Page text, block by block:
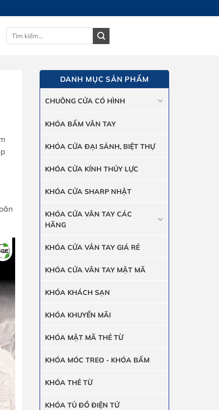
Tìm
DANH MỤC SẢN PHẨM
CHUÔNG CỬA CÓ HÌNH
KHÓA BẤM VÂN TAY
KHÓA CỬA ĐẠI SẢNH, BIỆT THỰ
KHÓA CỬA KÍNH THỦY LỰC
KHÓA CỬA SHARP NHẬT
KHÓA CỬA VÂN TAY CÁC
HÃNG
KHÓA CỬA VÂN TAY GIÁ RẺ
KHÓA CỬA VÂN TAY MẬT MÃ
KHÓA KHÁCH SẠN
KHÓA KHUYẾN MÃI
KHÓA MẬT MÃ THẺ TỪ
KHÓA MÓC TREO - KHÓA BẤM
KHÓA THẺ TỪ
KHÓA TỦ ĐỒ ĐIỆN TỬ